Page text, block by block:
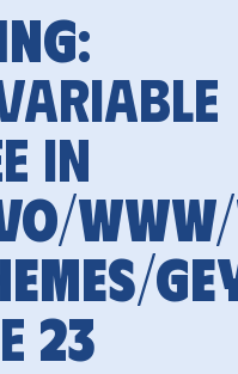
:
in
23